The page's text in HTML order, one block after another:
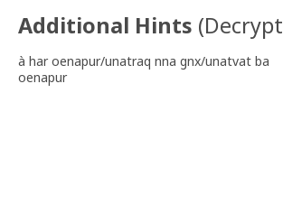
Additional Hints (Decrypt
à har oenapur/unatraq nna gnx/unatvat ba
oenapur